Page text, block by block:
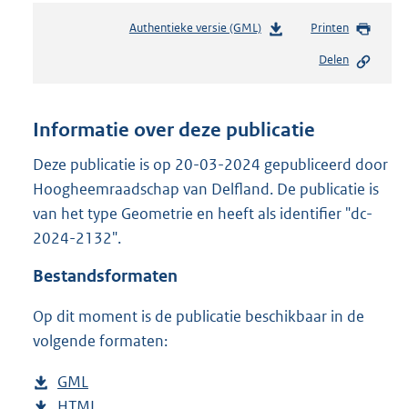
Authentieke versie (GML)b
n
s
g
r
o
:
Printen
Delen
Informatie over deze publicatie
Deze publicatie is op 20-03-2024 gepubliceerd door
Hoogheemraadschap van Delfland. De publicatie is
van het type Geometrie en heeft als identifier "dc-
2024-2132".
Bestandsformaten
Op dit moment is de publicatie beschikbaar in de
volgende formaten:
D
GML